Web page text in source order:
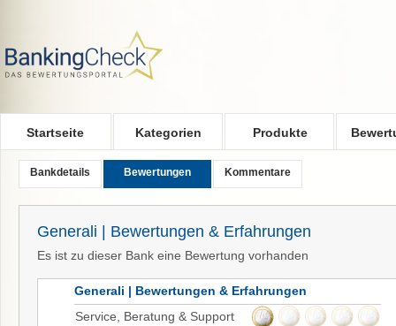
Startseite Kategorien Produkte
Bankdetails Bewertungen Kommentare
Generali | Bewertungen & Erfahrungen
Es ist zu dieser Bank eine Bewertung vorhanden
Generali | Bewertungen & Erfahrungen
Service, Beratung & Support